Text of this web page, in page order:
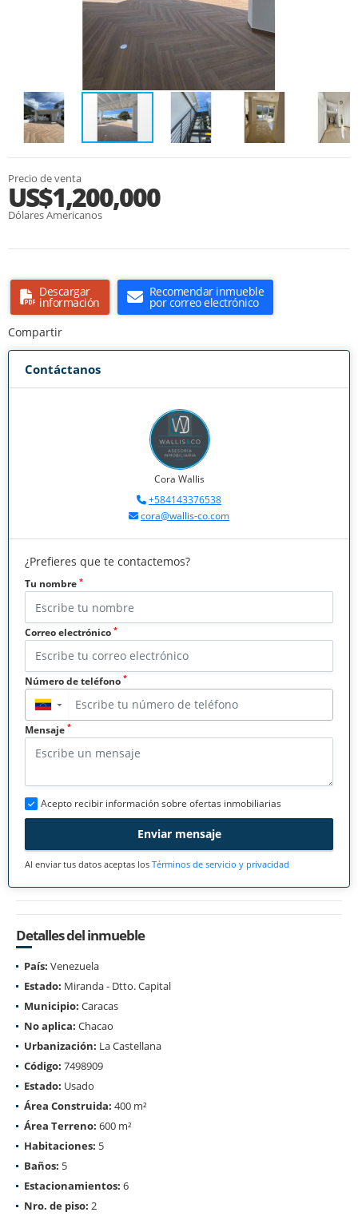
Precio de venta
US$1,200,000
Dólares Americanos
Descargar
información
Recomendar inmueble
por correo electrónico
Compartir
Contáctanos
Cora Wallis
+584143376538
cora@wallis-co.com
¿Prefieres que te contactemos?
Tu nombre *
Correo electrónico *
Número de teléfono *
▼
Mensaje *
Acepto recibir información sobre ofertas inmobiliarias
Enviar mensaje
Al enviar tus datos aceptas los Términos de servicio y privacidad
Detalles del inmueble
País: Venezuela
Estado: Miranda - Dtto. Capital
Municipio: Caracas
No aplica: Chacao
Urbanización: La Castellana
Código: 7498909
Estado: Usado
Área Construida: 400 m²
Área Terreno: 600 m²
Habitaciones: 5
Baños: 5
Estacionamientos: 6
Nro. de piso: 2